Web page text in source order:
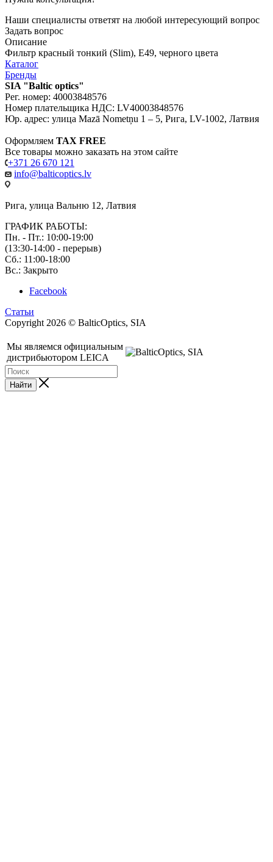
Наши специалисты ответят на любой интересующий вопрос
Задать вопрос
Описание
Фильтр красный тонкий (Slim), E49, черного цвета
Каталог
Бренды
SIA "Baltic optics"
Рег. номер: 40003848576
Номер плательщика НДС: LV40003848576
Юр. адрес: улица Mazā Nometņu 1 – 5, Рига, LV-1002, Латвия
Оформляем TAX FREE
Все товары можно заказать на этом сайте
+371 26 670 121
info@balticoptics.lv
Рига, улица Вальню 12, Латвия
ГРАФИК РАБОТЫ:
Пн. - Пт.: 10:00-19:00
(13:30-14:00 - перерыв)
Сб.: 11:00-18:00
Вс.: Закрыто
Facebook
Статьи
Copyright 2026 © BalticOptics, SIA
Мы являемся официальным
дистрибьютором LEICA
Найти